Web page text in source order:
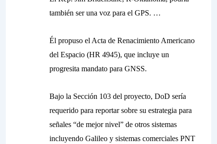
también ser una voz para el GPS. …
Él propuso el Acta de Renacimiento Americano
del Espacio (HR 4945), que incluye un
progresita mandato para GNSS.
Bajo la Sección 103 del proyecto, DoD sería
requerido para reportar sobre su estrategia para
señales “de mejor nivel” de otros sistemas
incluyendo Galileo y sistemas comerciales PNT